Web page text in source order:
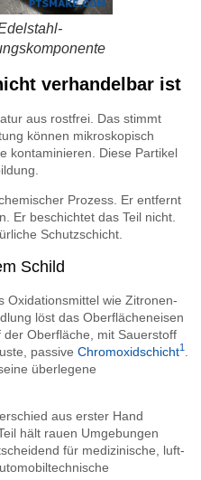
verhandelbar ist
aus rostfrei. Das stimmt
können mikroskopisch
kontaminieren. Diese Partikel
Prozess. Er entfernt
Er beschichtet das Teil nicht.
Schutzschicht.
Schild
Oxidationsmittel wie Zitronen-
löst das Oberflächeneisen
Oberfläche, mit Sauerstoff
passive Chromoxidschicht1
überlegene
aus erster Hand
hält rauen Umgebungen
für medizinische, luft-